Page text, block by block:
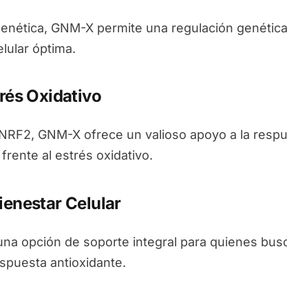
GNM-X permite una regulación
óptima.
Oxidativo
GNM-X ofrece un valioso apoyo a la
al estrés oxidativo.
Celular
opción de soporte integral para quienes
antioxidante.